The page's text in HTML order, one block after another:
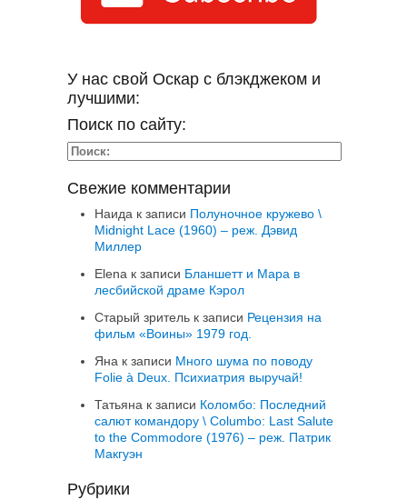
У нас свой Оскар с блэкджеком и
лучшими:
Поиск по сайту:
Свежие комментарии
Наида к записи Полуночное кружево \
Midnight Lace (1960) – реж. Дэвид
Миллер
Elena к записи Бланшетт и Мара в
лесбийской драме Кэрол
Старый зритель к записи Рецензия на
фильм «Воины» 1979 год.
Яна к записи Много шума по поводу
Folie à Deux. Психиатрия выручай!
Татьяна к записи Коломбо: Последний
салют командору \ Columbo: Last Salute
to the Commodore (1976) – реж. Патрик
Макгуэн
Рубрики